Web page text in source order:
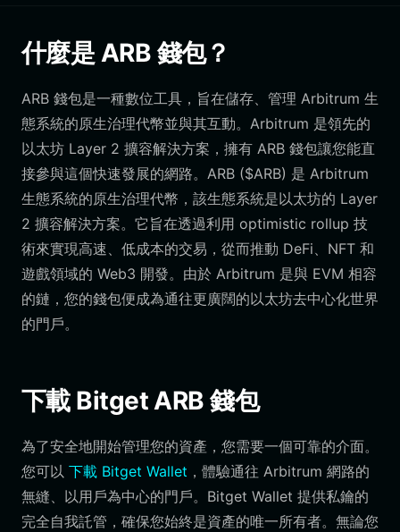
什麼是 ARB 錢包？
ARB 錢包是一種數位工具，旨在儲存、管理 Arbitrum 生
態系統的原生治理代幣並與其互動。Arbitrum 是領先的
以太坊 Layer 2 擴容解決方案，擁有 ARB 錢包讓您能直
接參與這個快速發展的網路。ARB ($ARB) 是 Arbitrum
生態系統的原生治理代幣，該生態系統是以太坊的 Layer
2 擴容解決方案。它旨在透過利用 optimistic rollup 技
術來實現高速、低成本的交易，從而推動 DeFi、NFT 和
遊戲領域的 Web3 開發。由於 Arbitrum 是與 EVM 相容
的鏈，您的錢包便成為通往更廣闊的以太坊去中心化世界
的門戶。
下載 Bitget ARB 錢包
為了安全地開始管理您的資產，您需要一個可靠的介面。
您可以 下載 Bitget Wallet ，體驗通往 Arbitrum 網路的
無縫、以用戶為中心的門戶。Bitget Wallet 提供私鑰的
完全自我託管，確保您始終是資產的唯一所有者。無論您